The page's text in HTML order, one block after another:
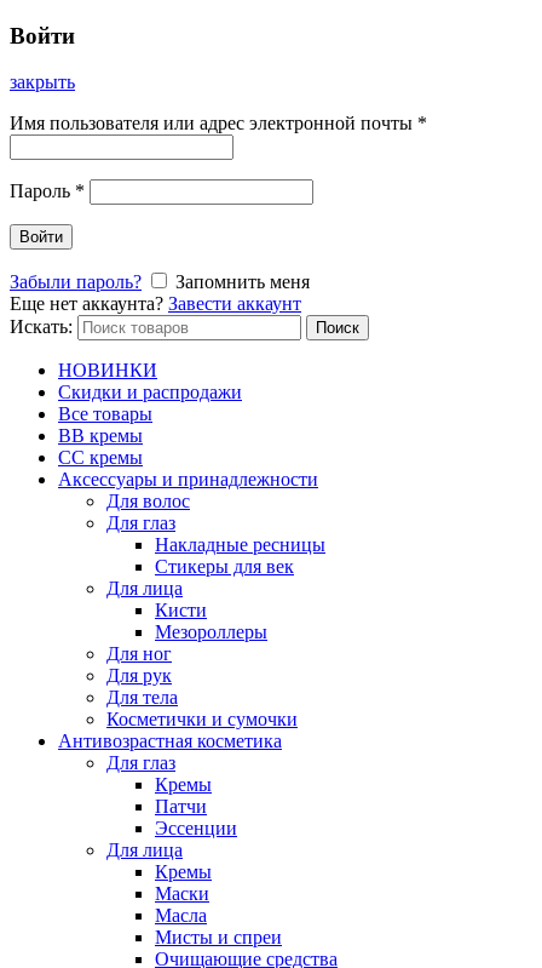
Войти
закрыть
Имя пользователя или адрес электронной почты *
Пароль *
Войти
Забыли пароль?
Запомнить меня
Еще нет аккаунта? Завести аккаунт
Искать:
Поиск
НОВИНКИ
Скидки и распродажи
Все товары
BB кремы
CC кремы
Аксессуары и принадлежности
Для волос
Для глаз
Накладные ресницы
Стикеры для век
Для лица
Кисти
Мезороллеры
Для ног
Для рук
Для тела
Косметички и сумочки
Антивозрастная косметика
Для глаз
Кремы
Патчи
Эссенции
Для лица
Кремы
Маски
Масла
Мисты и спреи
Очищающие средства